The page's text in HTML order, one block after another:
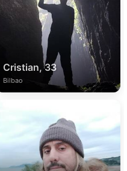
Cristian, 33
Bilbao